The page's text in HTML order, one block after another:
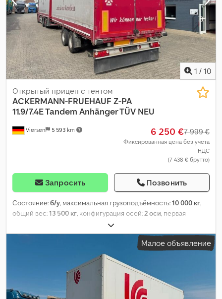
1 / 10
Viersen 5 593 km
Открытый прицеп с тентом
ACKERMANN-FRUEHAUF Z-PA
11.9/7.4E Tandem Anhänger TÜV NEU
6 250 €7 999 €
Фиксированная цена без учета
НДС
(7 438 € брутто)
Запросить Позвонить
Состояние:б/у, максимальная грузоподъёмность:10 000 кг,
общий вес:13 500 кг, конфигурация осей:2 оси, первая
, следующая проверка (TÜV):
длина грузового отсека:7 100 мм, ширина пространства для
, высота грузового отсека:2 700 мм, Год
, Оборудование:ABS
Малое объявление